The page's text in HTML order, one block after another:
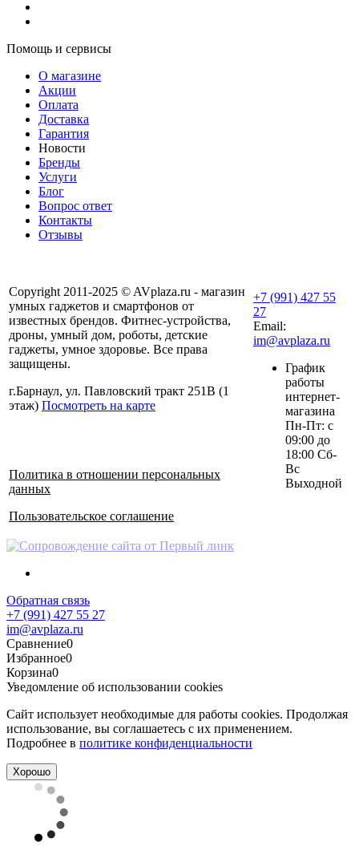
Помощь и сервисы
О магазине
Акции
Оплата
Доставка
Гарантия
Новости
Бренды
Услуги
Блог
Вопрос ответ
Контакты
Отзывы
Copyright 2011-2025 © AVplaza.ru - магазин
умных гаджетов и смартфонов от
известных брендов. Фитнес-устройства,
дроны, умный дом, роботы, детские
гаджеты, умное здоровье. Все права
защищены.
г.Барнаул, ул. Павловский тракт 251В (1
этаж) Посмотреть на карте
Политика в отношении персональных
данных
Пользовательское соглашение
+7 (991) 427 55
27
Email:
im@avplaza.ru
График
работы
интернет-
магазина
Пн-Пт: с
09:00 до
18:00 Сб-
Вс
Выходной
Обратная связь
+7 (991) 427 55 27
im@avplaza.ru
Сравнение0
Избранное0
Корзина0
Уведомление об использовании cookies
Сайт использует необходимые для работы cookies. Продолжая
использование, вы соглашаетесь с их применением.
Подробнее в политике конфиденциальности
Хорошо